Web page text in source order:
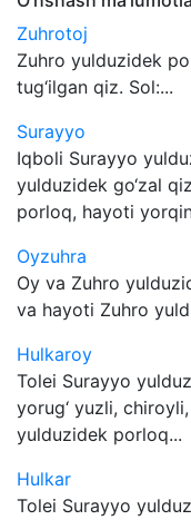
Zuhrotoj
Zuhro yulduzidek
tug‘ilgan qiz. Sol:...
Surayyo
Iqboli Surayyo
yulduzidek go‘zal
porloq, hayoti
Oyzuhra
Oy va Zuhro
va hayoti Zuhro
Hulkaroy
Tolei Surayyo
yorug‘ yuzli,
yulduzidek porloq...
Hulkar
Tolei Surayyo